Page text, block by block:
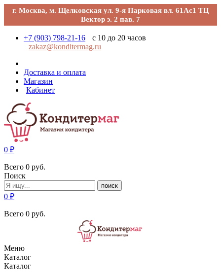
г. Москва, м. Щелковская ул. 9-я Парковая вл. 61Ас1 ТЦ
Вектор э. 2 пав. 7
+7 (903) 798-21-16
с 10 до 20 часов
zakaz@konditermag.ru
Доставка и оплата
Магазин
Кабинет
0 ₽
Всего 0 руб.
Поиск
поиск
0 ₽
Всего 0 руб.
Меню
Каталог
Каталог